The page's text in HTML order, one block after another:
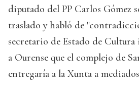
diputado del PP Carlos Gómez
traslado y habló de
secretario de Estado de
a Ourense que el complejo de
entregaría a la Xunta a